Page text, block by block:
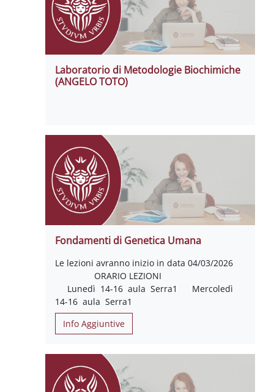
Laboratorio di Metodologie Biochimiche
(ANGELO TOTO)
Fondamenti di Genetica Umana
Le lezioni avranno inizio in data 04/03/2026
ORARIO LEZIONI
Lunedì 14-16 aula Serra1 Mercoledì
14-16 aula Serra1
Info Aggiuntive